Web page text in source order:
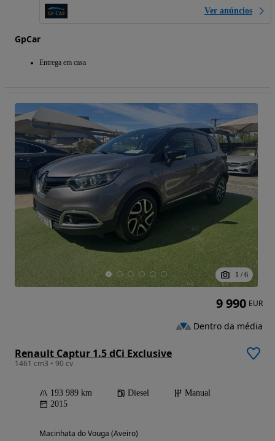
Ver anúncios
GpCar
Entrega em casa
1 / 6
Renault Captur 1.5 dCi Exclusive
1461 cm3 • 90 cv
193 989 km Diesel
Manual
2015
Macinhata do Vouga (Aveiro)
9 990 EUR
Dentro da média